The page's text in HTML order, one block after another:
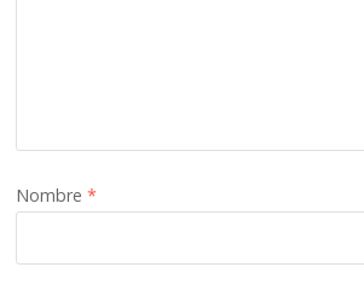
Nombre*